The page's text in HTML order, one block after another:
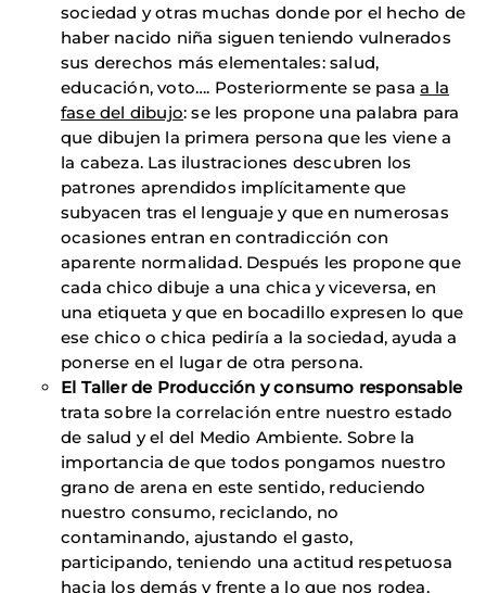
sociedad y otras muchas donde por el hecho de
haber nacido niña siguen teniendo vulnerados
sus derechos más elementales: salud,
educación, voto…. Posteriormente se pasaa la
fase del dibujo: se les propone una palabra para
que dibujen la primera persona que les viene a
la cabeza. Las ilustraciones descubren los
patrones aprendidos implícitamente que
subyacen tras el lenguaje y que en numerosas
ocasiones entran en contradicción con
aparente normalidad. Después les propone que
cada chico dibuje a una chica y viceversa, en
una etiqueta y que en bocadillo expresen lo que
ese chico o chica pediría a la sociedad, ayuda a
ponerse en el lugar de otra persona.
El Taller de Producción y consumo responsable
trata sobre la correlación entre nuestro estado
de salud y el del Medio Ambiente. Sobre la
importancia de que todos pongamos nuestro
grano de arena en este sentido, reduciendo
nuestro consumo, reciclando, no
contaminando, ajustando el gasto,
participando, teniendo una actitud respetuosa
hacia los demás y frente a lo que nos rodea.